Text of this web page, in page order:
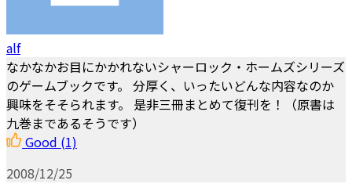
alf
なかなかお目にかかれないシャーロック・ホームズシリーズ
のゲームブックです。 分厚く、いったいどんな内容なのか
興味をそそられます。 是非三冊まとめて復刊を！（原書は
九巻まであるそうです）
Good (1)
2008/12/25